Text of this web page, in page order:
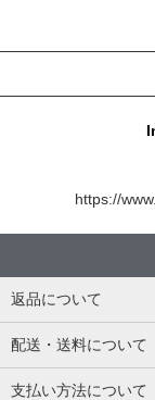
https://
返品について
配送・送料について
支払い方法について